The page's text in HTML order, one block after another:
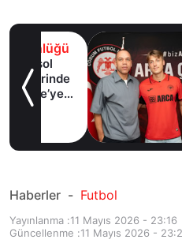
18
Haberler - Futbol
Yayınlanma :11 Mayıs 2026 - 23:16
Güncellenme :11 Mayıs 2026 -